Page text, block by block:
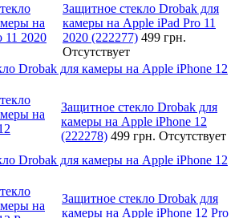
Защитное стекло Drobak для
камеры на Apple iPad Pro 11
2020 (222277) 499 грн.
Отсутствует
Drobak для камеры на Apple iPhone 12
Защитное стекло Drobak для
камеры на Apple iPhone 12
(222278) 499 грн. Отсутствует
Drobak для камеры на Apple iPhone 12
Защитное стекло Drobak для
камеры на Apple iPhone 12 Pro